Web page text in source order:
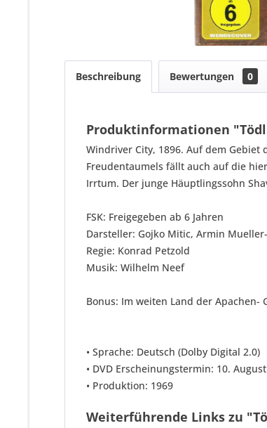
Beschreibung Bewertungen 0
Produktinformationen
Windriver City, 1896. Auf dem
Freudentaumels fällt auch auf die
Irrtum. Der junge Häuptlingssohn
FSK: Freigegeben ab 6 Jahren
Darsteller: Gojko Mitic, Armin
Regie: Konrad Petzold
Musik: Wilhelm Neef
Bonus: Im weiten Land der Apachen-
• Sprache: Deutsch (Dolby Digital 2.0)
• DVD Erscheinungstermin: 10.
• Produktion: 1969
Weiterführende Links zu